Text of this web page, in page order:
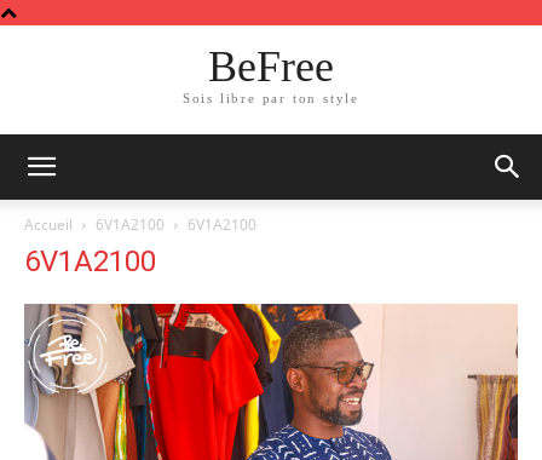
BeFree
Sois libre par ton style
Accueil 6V1A2100 6V1A2100
6V1A2100